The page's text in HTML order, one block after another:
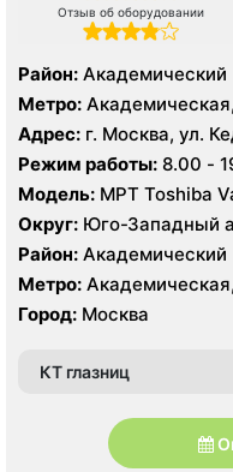
Отзыв об оборудовании
Район: Академический
Метро:
Профсоюзная
Адрес: г. Москва, ул.
Режим работы: 8.00 -
Модель: МРТ Toshiba
Aquilion 32 среза, УЗИ
Округ: Юго-Западный
Район: Академический
Метро:
Профсоюзная
Город: Москва
КТ глазниц